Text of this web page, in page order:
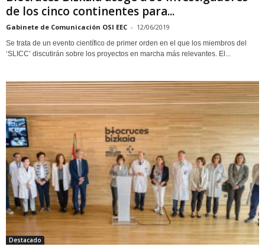
de los cinco continentes para...
Gabinete de Comunicación OSI EEC - 12/06/2019
Se trata de un evento científico de primer orden en el que los miembros del
‘SLICC’ discutirán sobre los proyectos en marcha más relevantes. El...
Destacado